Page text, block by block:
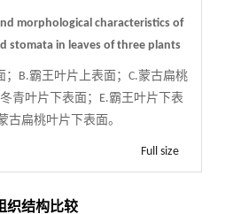
morphological characteristics of
stomata in leaves of three plants
；B.霸王叶片上表面；C.蒙古扁桃
青叶片下表面；E.霸王叶片下表
古扁桃叶片下表面。
Full size
织结构比较